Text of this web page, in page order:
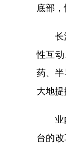
底部
长江
性互
药、
大地
业内
台的